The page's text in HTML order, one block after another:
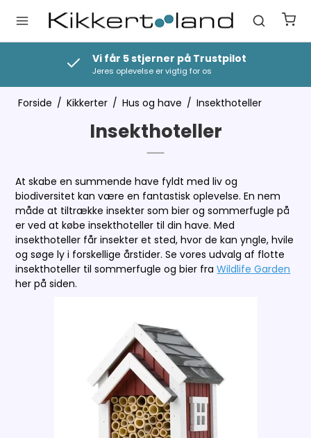
Vi får 5 stjerner på Trustpilot
Jeres oplevelse er vigtig for os
Forside / Kikkerter / Hus og have / Insekthoteller
Insekthoteller
At skabe en summende have fyldt med liv og
biodiversitet kan være en fantastisk oplevelse. En nem
måde at tiltrække insekter som bier og sommerfugle på
er ved at købe insekthoteller til din have. Med
insekthoteller får insekter et sted, hvor de kan yngle, hvile
og søge ly i forskellige årstider. Se vores udvalg af flotte
insekthoteller til sommerfugle og bier fraWildlife Garden
her på siden.